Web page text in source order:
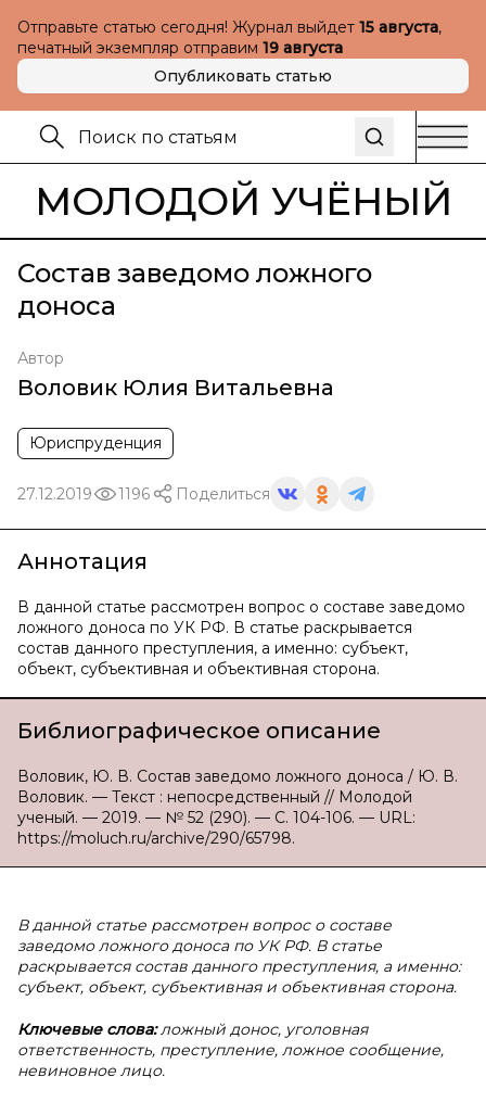
Отправьте статью сегодня! Журнал выйдет 15 августа,
печатный экземпляр отправим 19 августа
Опубликовать статью
МОЛОДОЙ УЧЁНЫЙ
Состав заведомо ложного
доноса
Автор
Воловик Юлия Витальевна
Юриспруденция
27.12.2019 1196 Поделиться
Аннотация
В данной статье рассмотрен вопрос о составе заведомо
ложного доноса по УК РФ. В статье раскрывается
состав данного преступления, а именно: субъект,
объект, субъективная и объективная сторона.
Библиографическое описание
Воловик, Ю. В. Состав заведомо ложного доноса / Ю. В.
Воловик. — Текст : непосредственный // Молодой
ученый. — 2019. — № 52 (290). — С. 104-106. — URL:
https://moluch.ru/archive/290/65798.
В данной статье рассмотрен вопрос о составе
заведомо ложного доноса по УК РФ. В статье
раскрывается состав данного преступления, а именно:
субъект, объект, субъективная и объективная сторона.
Ключевые слова: ложный донос, уголовная
ответственность, преступление, ложное сообщение,
невиновное лицо.